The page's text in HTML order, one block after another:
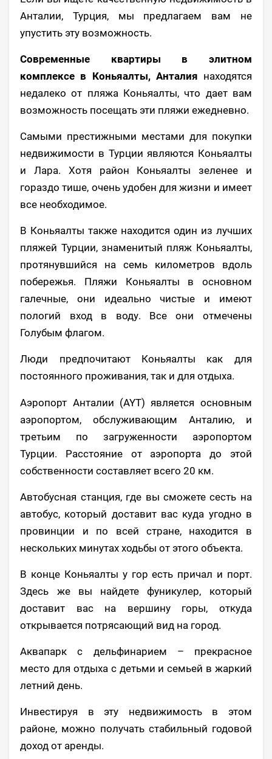
Анталии, Турция, мы предлагаем вам не
упустить эту возможность.
Современные квартиры в элитном
комплексе в Коньяалты, Анталия находятся
недалеко от пляжа Коньяалты, что дает вам
возможность посещать эти пляжи ежедневно.
Самыми престижными местами для покупки
недвижимости в Турции являются Коньяалты
и Лара. Хотя район Коньяалты зеленее и
гораздо тише, очень удобен для жизни и имеет
все необходимое.
В Коньяалты также находится один из лучших
пляжей Турции, знаменитый пляж Коньяалты,
протянувшийся на семь километров вдоль
побережья. Пляжи Коньяалты в основном
галечные, они идеально чистые и имеют
пологий вход в воду. Все они отмечены
Голубым флагом.
Люди предпочитают Коньяалты как для
постоянного проживания, так и для отдыха.
Аэропорт Анталии (AYT) является основным
аэропортом, обслуживающим Анталию, и
третьим по загруженности аэропортом
Турции. Расстояние от аэропорта до этой
собственности составляет всего 20 км.
Автобусная станция, где вы сможете сесть на
автобус, который доставит вас куда угодно в
провинции и по всей стране, находится в
нескольких минутах ходьбы от этого объекта.
В конце Коньяалты у гор есть причал и порт.
Здесь же вы найдете фуникулер, который
доставит вас на вершину горы, откуда
открывается потрясающий вид на город.
Аквапарк с дельфинарием – прекрасное
место для отдыха с детьми и семьей в жаркий
летний день.
Инвестируя в эту недвижимость в этом
районе, можно получать стабильный годовой
доход от аренды.